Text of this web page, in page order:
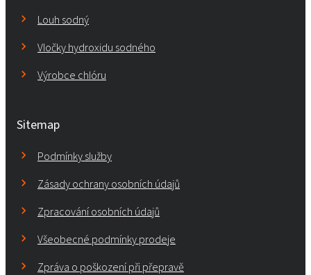
Louh sodný
Vločky hydroxidu sodného
Výrobce chlóru
Sitemap
Podmínky služby
Zásady ochrany osobních údajů
Zpracování osobních údajů
Všeobecné podmínky prodeje
Zpráva o poškození při přepravě